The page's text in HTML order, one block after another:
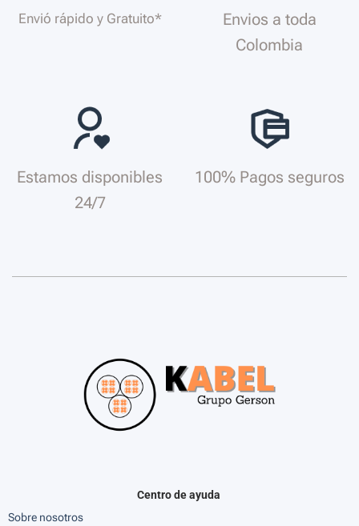
Envió rápido y Gratuito*
Envios a toda
Colombia
Estamos disponibles
24/7
100% Pagos seguros
Centro de ayuda
Sobre nosotros